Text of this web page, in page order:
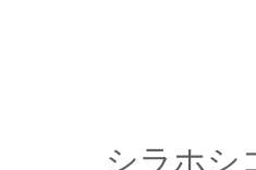
シラホシ